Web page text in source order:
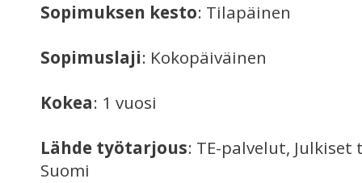
Sopimuksen kesto: Tilapäinen
Sopimuslaji: Kokopäiväinen
Kokea: 1 vuosi
Lähde työtarjous: TE-palvelut,
Suomi